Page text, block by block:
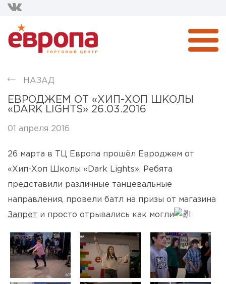
НАЗАД
ЕВРОДЖЕМ ОТ «ХИП-ХОП ШКОЛЫ
«DARK LIGHTS» 26.03.2016
01 апреля 2016
26 марта в ТЦ Европа прошёл Евроджем от
«Хип-Хоп Школы «Dark Lights». Ребята
представили различные танцевальные
направления, провели батл на призы от магазина
Запрет и просто отрывались как могли !